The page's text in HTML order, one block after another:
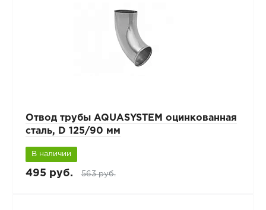
Отвод трубы AQUASYSTEM оцинкованная
сталь, D 125/90 мм
В наличии
495 руб. 563 руб.